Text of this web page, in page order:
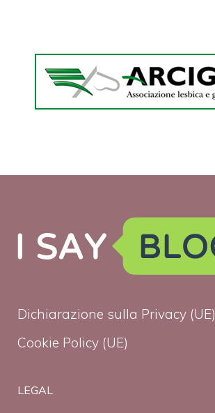
Dichiarazione sulla Privacy (UE)
Cookie Policy (UE)
LEGAL